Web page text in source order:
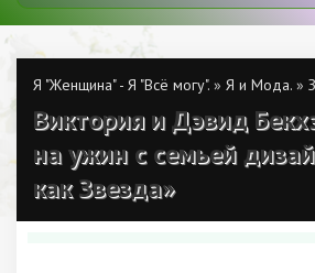
Я "Женщина" - Я "Всё могу". » Я и Мода. »
Виктория и Дэвид
на ужин с семьей
как Звезда»